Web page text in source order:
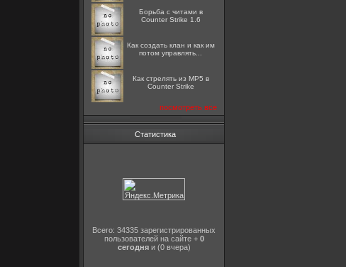
Борьба с читами в
Counter Strike 1.6
Как создать клан и как им
потом управлять...
Как стрелять из MP5 в
Counter Strike
посмотреть все
Статистика
Всего: 34335 зарегистрированных
пользователей на сайте + 0
сегодняи (0 вчера)